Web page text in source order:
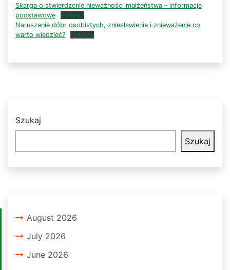
Skarga o stwierdzenie nieważności małżeństwa – informacje
podstawowe
Pobierz
Naruszenie dóbr osobistych, zniesławienie i znieważenie co
warto wiedzieć?
Pobierz
Szukaj
Szukaj
August 2026
July 2026
June 2026